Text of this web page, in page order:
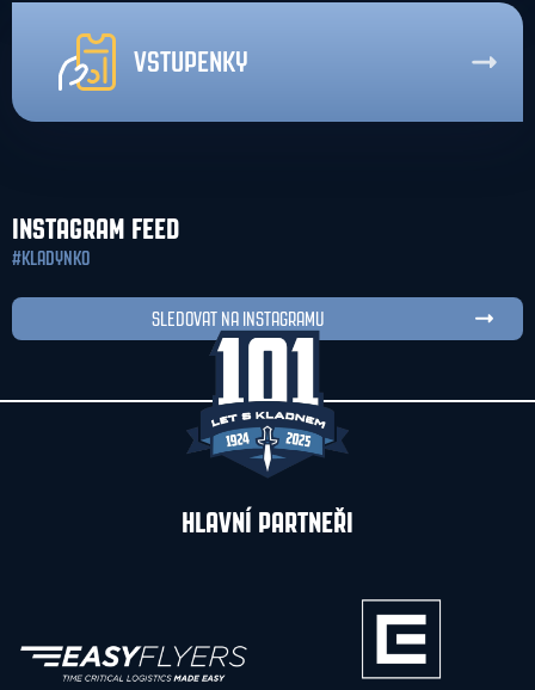
VSTUPENKY
INSTAGRAM FEED
#KLADYNKO
SLEDOVAT NA INSTAGRAMU
HLAVNÍ PARTNEŘI